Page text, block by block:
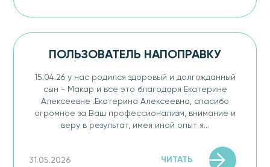
ПОЛЬЗОВАТЕЛЬ НАПОПРАВКУ
15.04.26 у нас родился здоровый и долгожданный
сын - Макар и все это благодаря Екатерине
Алексеевне .Екатерина Алексеевна, спасибо
огромное за Ваш профессионализм, внимание и
веру в результат, имея иной опыт я...
31.05.2026 ЧИТАТЬ